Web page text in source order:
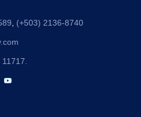
(+503) 2136-8740